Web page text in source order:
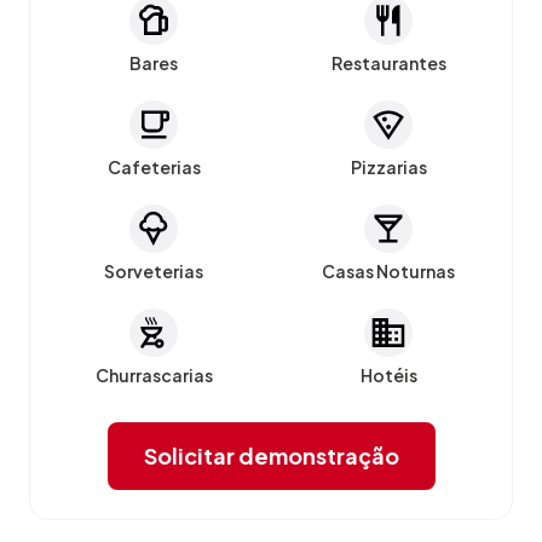
Bares Restaurantes
Cafeterias Pizzarias
Sorveterias Casas Noturnas
Churrascarias Hotéis
Solicitar demonstração